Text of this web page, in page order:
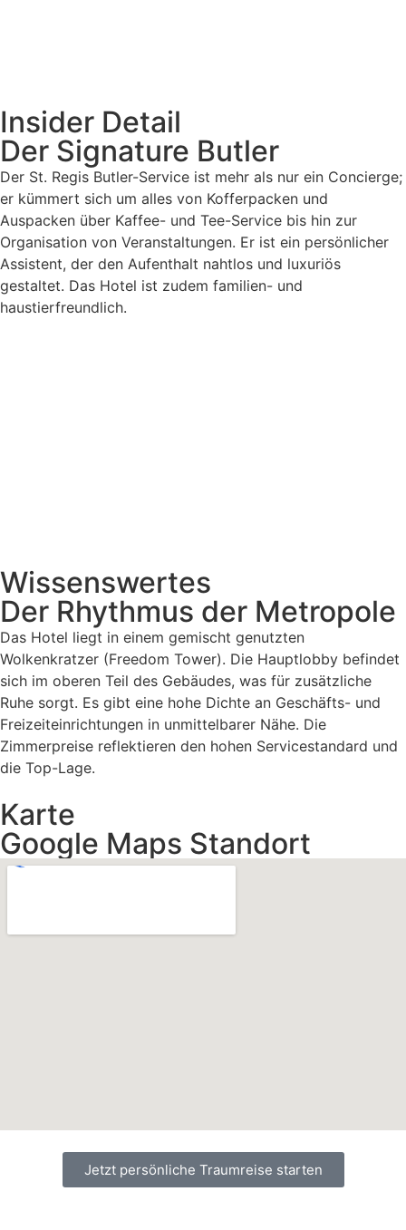
Insider Detail
Der Signature Butler
Der St. Regis Butler-Service ist mehr als nur ein Concierge;
er kümmert sich um alles von Kofferpacken und
Auspacken über Kaffee- und Tee-Service bis hin zur
Organisation von Veranstaltungen. Er ist ein persönlicher
Assistent, der den Aufenthalt nahtlos und luxuriös
gestaltet. Das Hotel ist zudem familien- und
haustierfreundlich.
Wissenswertes
Der Rhythmus der Metropole
Das Hotel liegt in einem gemischt genutzten
Wolkenkratzer (Freedom Tower). Die Hauptlobby befindet
sich im oberen Teil des Gebäudes, was für zusätzliche
Ruhe sorgt. Es gibt eine hohe Dichte an Geschäfts- und
Freizeiteinrichtungen in unmittelbarer Nähe. Die
Zimmerpreise reflektieren den hohen Servicestandard und
die Top-Lage.
Karte
Google Maps Standort
Jetzt persönliche Traumreise starten